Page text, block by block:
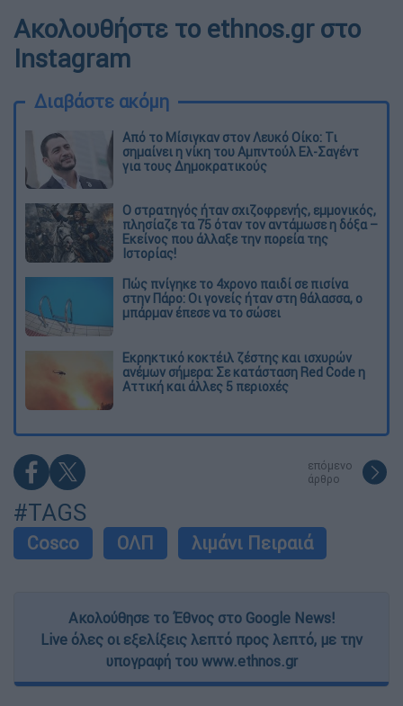
Ακολουθήστε το ethnos.gr στο
Instagram
Διαβάστε ακόμη
Από το Μίσιγκαν στον Λευκό Οίκο: Τι
σημαίνει η νίκη του Αμπντούλ Ελ-Σαγέντ
για τους Δημοκρατικούς
O στρατηγός ήταν σχιζοφρενής, εμμονικός,
πλησίαζε τα 75 όταν τον αντάμωσε η δόξα –
Εκείνος που άλλαξε την πορεία της
Ιστορίας!
Πώς πνίγηκε το 4χρονο παιδί σε πισίνα
στην Πάρο: Οι γονείς ήταν στη θάλασσα, ο
μπάρμαν έπεσε να το σώσει
Εκρηκτικό κοκτέιλ ζέστης και ισχυρών
ανέμων σήμερα: Σε κατάσταση Red Code η
Αττική και άλλες 5 περιοχές
επόμενο
άρθρο
#TAGS
Cosco ΟΛΠ λιμάνι Πειραιά
Ακολούθησε το Έθνος στο Google News!
Live όλες οι εξελίξεις λεπτό προς λεπτό, με την
υπογραφή του www.ethnos.gr